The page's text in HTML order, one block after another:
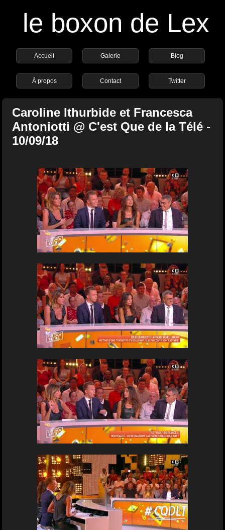
le boxon de Lex
Accueil Galerie Blog
À propos Contact Twitter
Caroline Ithurbide et Francesca
Antoniotti @ C'est Que de la Télé -
10/09/18